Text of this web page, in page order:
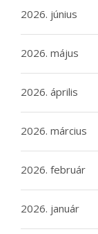
2026. június
2026. május
2026. április
2026. március
2026. február
2026. január